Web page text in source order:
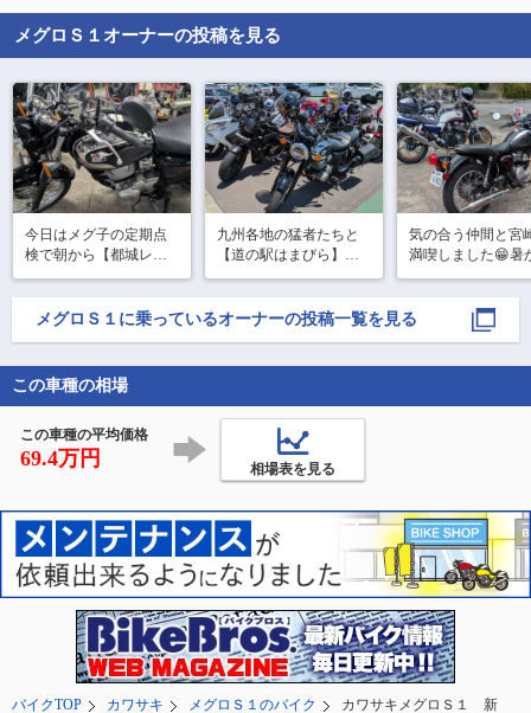
メグロＳ１ オーナーの投稿を見る
今日はメグ子の定期点
検で朝から【都城レッ
ドバロン】へ来てます
バイク屋に来ると色ん
バイクがあって退屈し
なぁ〜なんて😅
九州各地の猛者たちと
【道の駅はまびら】で
休憩😁
気の合う仲間と宮
満喫しました😁暑
たけど楽しい１日
ごせました😊
メグロＳ１ に乗っているオーナーの投稿一覧を見る
この車種の相場
この車種の平均価格
69.4万円 相場表を見る
バイクTOP カワサキ メグロＳ１のバイク カワサキメグロＳ１ 新